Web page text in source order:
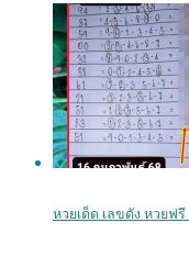
หวยเด็ด เลขดัง หวยฟ